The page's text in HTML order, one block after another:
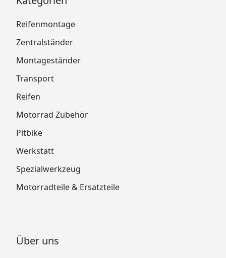
Reifenmontage
Zentralständer
Montageständer
Transport
Reifen
Motorrad Zubehör
Pitbike
Werkstatt
Spezialwerkzeug
Motorradteile & Ersatzteile
Über uns